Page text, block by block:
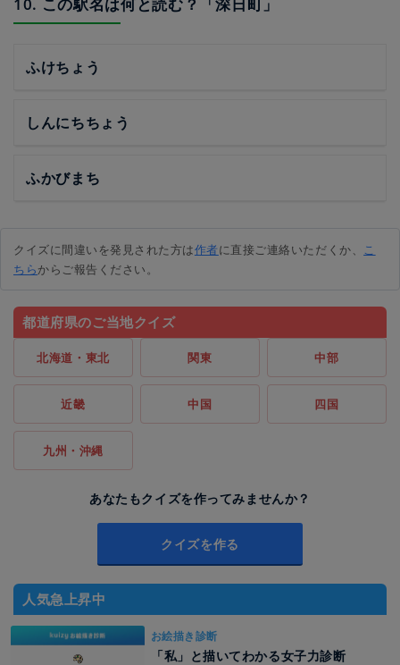
ふけちょう
しんにちちょう
ふかびまち
クイズに間違いを発見された方は作者に直接ご連絡いただくか、 こ
ちらからご報告ください。
都道府県のご当地クイズ
北海道・東北 関東 中部
近畿 中国 四国
九州・沖縄
あなたもクイズを作ってみませんか？
クイズを作る
人気急上昇中
お絵描き診断
「私」と描いてわかる女子力診断